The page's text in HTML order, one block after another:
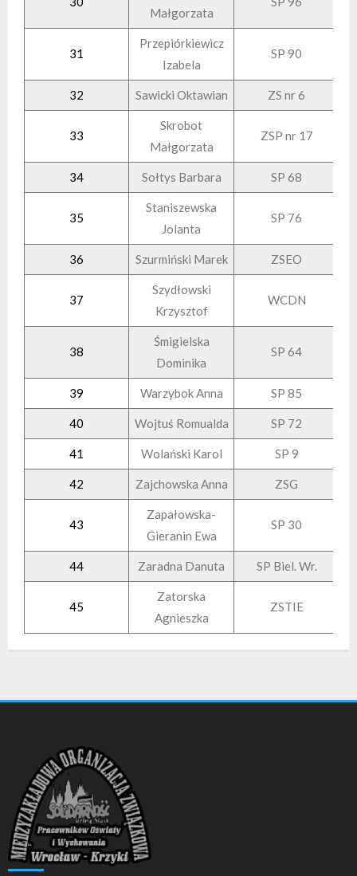
Małgorzata
31
Przepiórkiewicz
Izabela
SP 90
32 Sawicki Oktawian ZS nr 6
33
Skrobot
Małgorzata
ZSP nr 17
34 Sołtys Barbara SP 68
35
Staniszewska
Jolanta
SP 76
36 Szurmiński Marek ZSEO
37
Szydłowski
Krzysztof
WCDN
38
Śmigielska
Dominika
SP 64
39 Warzybok Anna SP 85
40 Wojtuś Romualda SP 72
41 Wolański Karol SP 9
42 Zajchowska Anna ZSG
43
Zapałowska-
Gieranin Ewa
SP 30
44 Zaradna Danuta SP Biel. Wr.
45
Zatorska
Agnieszka
ZSTIE